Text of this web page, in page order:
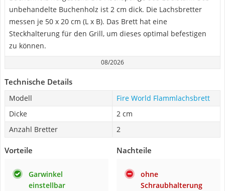
unbehandelte Buchenholz ist 2 cm dick. Die Lachsbretter
messen je 50 x 20 cm (L x B). Das Brett hat eine
Steckhalterung für den Grill, um dieses optimal befestigen
zu können.
08/2026
Technische Details
Modell
Fire World Flammlachsbrett
Dicke
2 cm
Anzahl Bretter
2
Vorteile
Garwinkel
einstellbar
Nachteile
ohne
Schraubhalterung